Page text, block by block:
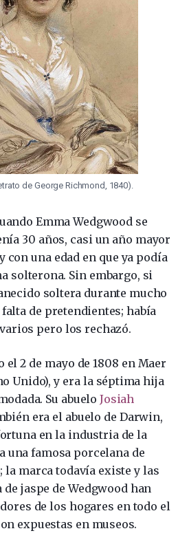
de George Richmond, 1840).
Emma Wedgwood se
30 años, casi un año mayor
con una edad en que ya podía
solterona. Sin embargo, si
soltera durante mucho
de pretendientes; había
pero los rechazó.
el 2 de mayo de 1808 en Maer
Unido), y era la séptima hija
Su abueloJosiah
era el abuelo de Darwin,
en la industria de la
una famosa porcelana de
la marca todavía existe y las
jaspe de Wedgwood han
de los hogares en todo el
expuestas en museos.